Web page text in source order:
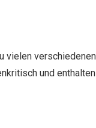
vielen verschiedenen
und enthalten